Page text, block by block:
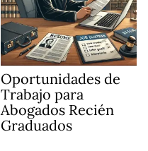
Oportunidades de
Trabajo para
Abogados Recién
Graduados